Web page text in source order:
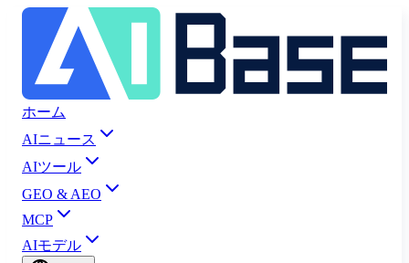
ホーム
AIニュース
AIツール
GEO & AEO
MCP
AIモデル